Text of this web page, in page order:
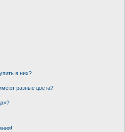
в них?
разные цвета?